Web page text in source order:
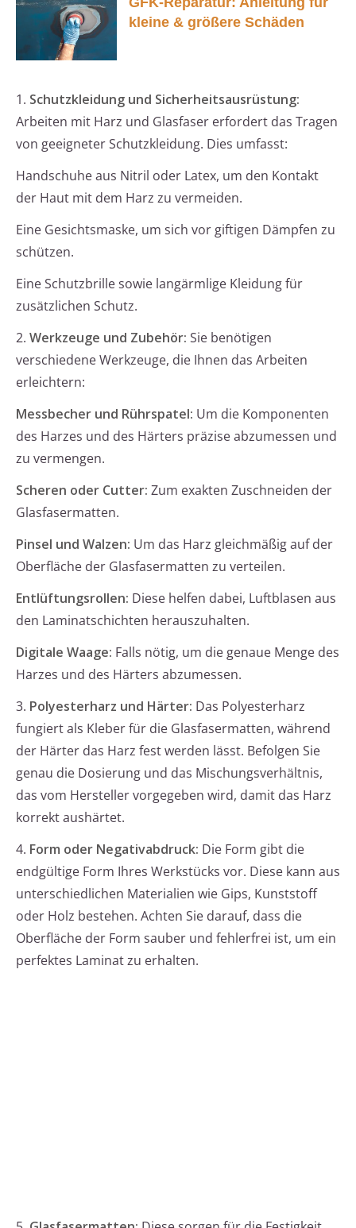
kleine & größere Schäden
1. Schutzkleidung und Sicherheitsausrüstung:
Arbeiten mit Harz und Glasfaser erfordert das Tragen
von geeigneter Schutzkleidung. Dies umfasst:
Handschuhe aus Nitril oder Latex, um den Kontakt
der Haut mit dem Harz zu vermeiden.
Eine Gesichtsmaske, um sich vor giftigen Dämpfen zu
schützen.
Eine Schutzbrille sowie langärmlige Kleidung für
zusätzlichen Schutz.
2. Werkzeuge und Zubehör: Sie benötigen
verschiedene Werkzeuge, die Ihnen das Arbeiten
erleichtern:
Messbecher und Rührspatel: Um die Komponenten
des Harzes und des Härters präzise abzumessen und
zu vermengen.
Scheren oder Cutter: Zum exakten Zuschneiden der
Glasfasermatten.
Pinsel und Walzen: Um das Harz gleichmäßig auf der
Oberfläche der Glasfasermatten zu verteilen.
Entlüftungsrollen: Diese helfen dabei, Luftblasen aus
den Laminatschichten herauszuhalten.
Digitale Waage: Falls nötig, um die genaue Menge des
Harzes und des Härters abzumessen.
3. Polyesterharz und Härter: Das Polyesterharz
fungiert als Kleber für die Glasfasermatten, während
der Härter das Harz fest werden lässt. Befolgen Sie
genau die Dosierung und das Mischungsverhältnis,
das vom Hersteller vorgegeben wird, damit das Harz
korrekt aushärtet.
4. Form oder Negativabdruck: Die Form gibt die
endgültige Form Ihres Werkstücks vor. Diese kann aus
unterschiedlichen Materialien wie Gips, Kunststoff
oder Holz bestehen. Achten Sie darauf, dass die
Oberfläche der Form sauber und fehlerfrei ist, um ein
perfektes Laminat zu erhalten.